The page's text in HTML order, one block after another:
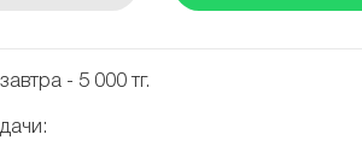
- 5 000 тг.